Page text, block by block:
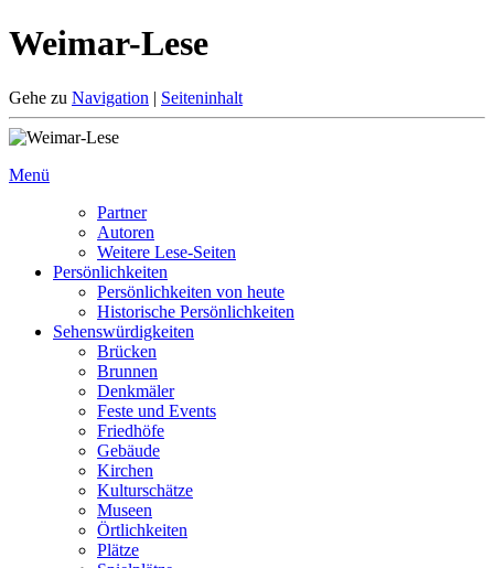
Weimar-Lese
Gehe zu Navigation | Seiteninhalt
Menü
Partner
Autoren
Weitere Lese-Seiten
Persönlichkeiten
Persönlichkeiten von heute
Historische Persönlichkeiten
Sehenswürdigkeiten
Brücken
Brunnen
Denkmäler
Feste und Events
Friedhöfe
Gebäude
Kirchen
Kulturschätze
Museen
Örtlichkeiten
Plätze